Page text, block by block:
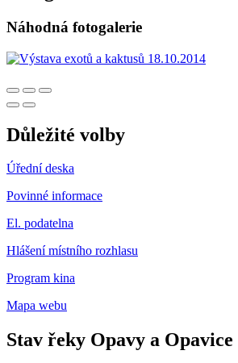
Náhodná fotogalerie
Důležité volby
Úřední deska
Povinné informace
El. podatelna
Hlášení místního rozhlasu
Program kina
Mapa webu
Stav řeky Opavy a Opavice